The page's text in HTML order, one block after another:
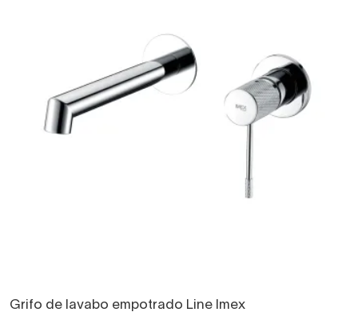
Grifo de lavabo empotrado Line Imex